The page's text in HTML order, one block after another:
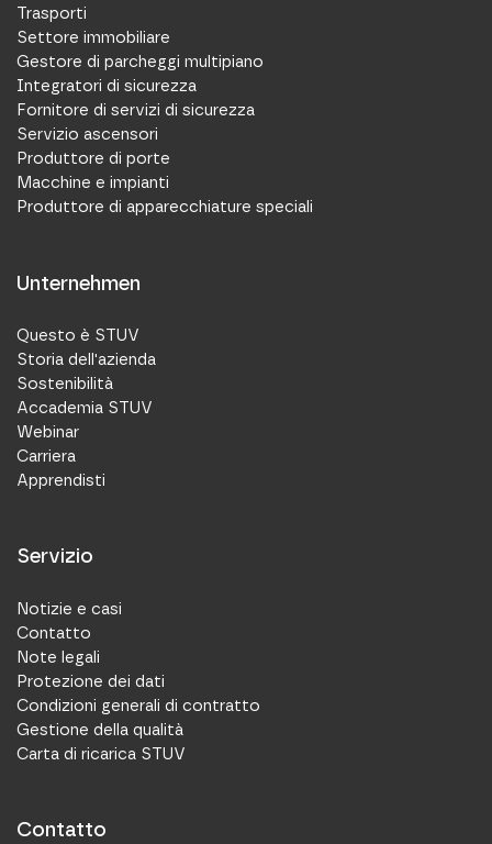
Trasporti
Settore immobiliare
Gestore di parcheggi multipiano
Integratori di sicurezza
Fornitore di servizi di sicurezza
Servizio ascensori
Produttore di porte
Macchine e impianti
Produttore di apparecchiature speciali
Unternehmen
Questo è STUV
Storia dell'azienda
Sostenibilità
Accademia STUV
Webinar
Carriera
Apprendisti
Servizio
Notizie e casi
Contatto
Note legali
Protezione dei dati
Condizioni generali di contratto
Gestione della qualità
Carta di ricarica STUV
Contatto